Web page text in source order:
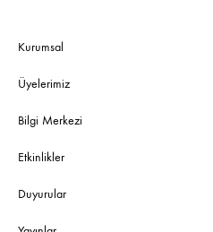
Kurumsal
Üyelerimiz
Bilgi Merkezi
Etkinlikler
Duyurular